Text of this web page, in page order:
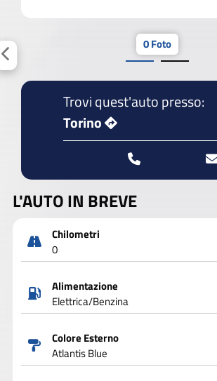
0 Foto
Trovi quest'auto presso:
Torino
L'AUTO IN BREVE
Chilometri
0
Alimentazione
Elettrica/Benzina
Colore Esterno
Atlantis Blue